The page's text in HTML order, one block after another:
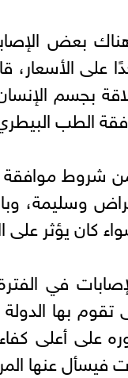
بعض
على الأسعار،
بجسم
الطب
شروط موافقة
وسليمة،
كان يؤثر على
في
تقوم بها
على أعلى
عنها